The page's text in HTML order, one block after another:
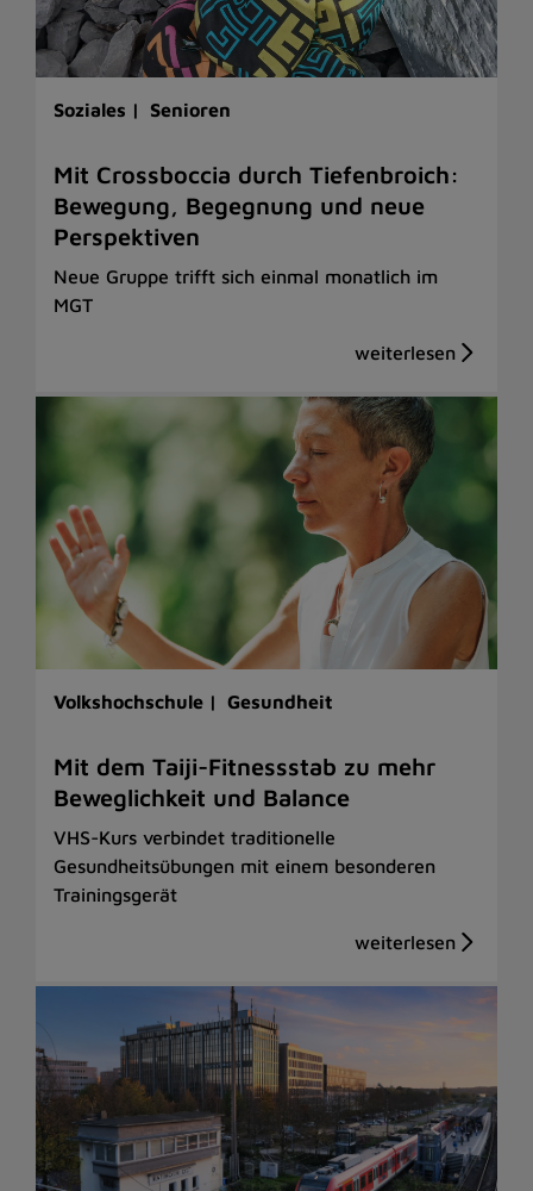
Soziales | Senioren
Mit Crossboccia durch Tiefenbroich:
Bewegung, Begegnung und neue
Perspektiven
Neue Gruppe trifft sich einmal monatlich im
MGT
Volkshochschule | Gesundheit
Mit dem Taiji-Fitnessstab zu mehr
Beweglichkeit und Balance
VHS-Kurs verbindet traditionelle
Gesundheitsübungen mit einem besonderen
Trainingsgerät